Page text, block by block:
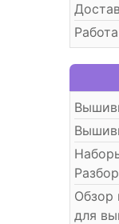
Обзор
для